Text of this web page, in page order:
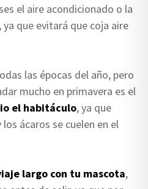
el aire acondicionado o la
que evitará que coja aire
las épocas del año, pero
mucho en primavera es el
el habitáculo, ya que
ácaros se cuelen en el
largo con tu mascota,